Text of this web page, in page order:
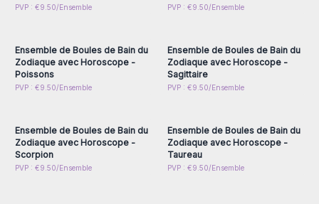
PVP : €9.50/Ensemble PVP : €9.50/Ensemble
Connectez-vous ou
Ensemble de Boules de Bain du
Zodiaque avec Horoscope -
Poissons
PVP : €9.50/Ensemble
Connectez-vous ou
Ensemble de Boules de Bain du
Zodiaque avec Horoscope -
Sagittaire
PVP : €9.50/Ensemble
Connectez-vous ou
Ensemble de Boules de Bain du
Zodiaque avec Horoscope -
Scorpion
PVP : €9.50/Ensemble
Connectez-vous ou
Ensemble de Boules de Bain du
Zodiaque avec Horoscope -
Taureau
PVP : €9.50/Ensemble
Connectez-vous ou
Connectez-vous ou